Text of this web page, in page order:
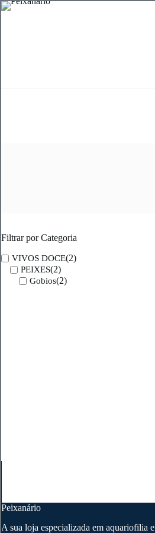
Pular
Filtrar por Categoria
VIVOS DOCE(2)
PEIXES(2)
Gobios(2)
Peixanário
A sua loja especializada em aquariofilia e